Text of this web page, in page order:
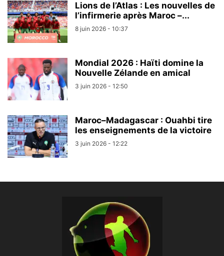
Lions de l’Atlas : Les nouvelles de
l’infirmerie après Maroc –...
8 juin 2026 - 10:37
Mondial 2026 : Haïti domine la
Nouvelle Zélande en amical
3 juin 2026 - 12:50
Maroc–Madagascar : Ouahbi tire
les enseignements de la victoire
3 juin 2026 - 12:22